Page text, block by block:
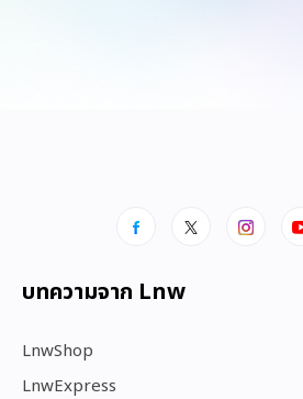
บทความจาก Lnw
LnwShop
LnwExpress